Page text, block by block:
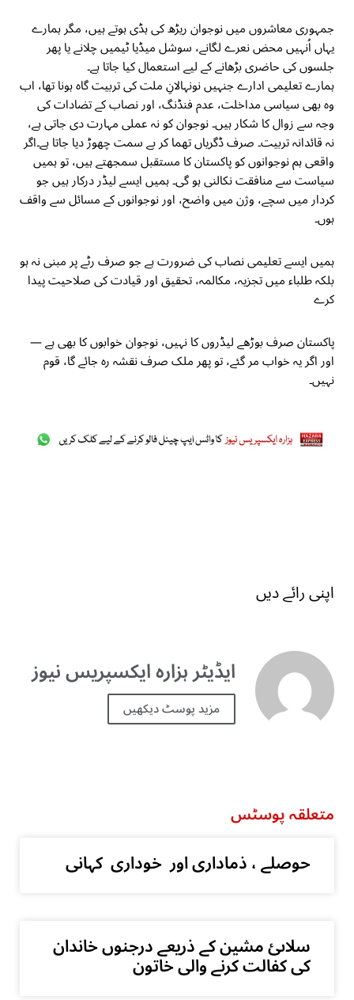
جمہوری معاشروں میں نوجوان ریڑھ کی ہڈی ہوتے ہیں، مگر ہمارے
یہاں اُنہیں محض نعرے لگانے، سوشل میڈیا ٹیمیں چلانے یا پھر
جلسوں کی حاضری بڑھانے کے لیے استعمال کیا جاتا ہے۔
ہمارے تعلیمی ادارے جنہیں نونہالانِ ملت کی تربیت گاہ ہونا تھا، اب
وہ بھی سیاسی مداخلت، عدم فنڈنگ، اور نصاب کے تضادات کی
وجہ سے زوال کا شکار ہیں۔ نوجوان کو نہ عملی مہارت دی جاتی ہے،
نہ قائدانہ تربیت۔ صرف ڈگریاں تھما کر بے سمت چھوڑ دیا جاتا ہے۔اگر
واقعی ہم نوجوانوں کو پاکستان کا مستقبل سمجھتے ہیں، تو ہمیں
سیاست سے منافقت نکالنی ہو گی۔ ہمیں ایسے لیڈر درکار ہیں جو
کردار میں سچے، وژن میں واضح، اور نوجوانوں کے مسائل سے واقف
ہوں۔
ہمیں ایسے تعلیمی نصاب کی ضرورت ہے جو صرف رٹے پر مبنی نہ ہو
بلکہ طلباء میں تجزیہ، مکالمہ، تحقیق اور قیادت کی صلاحیت پیدا
کرے
پاکستان صرف بوڑھے لیڈروں کا نہیں، نوجوان خوابوں کا بھی ہے —
اور اگر یہ خواب مر گئے، تو پھر ملک صرف نقشہ رہ جائے گا، قوم
نہیں۔
اپنی رائے دیں
ایڈیٹر ہزارہ ایکسپریس نیوز
مزید پوسٹ دیکھیں
متعلقہ پوسٹس
حوصلے ، ذماداری اور خوداری کہانی
سلاںئ مشین کے ذریعے درجنوں خاندان
کی کفالت کرنے والی خاتون